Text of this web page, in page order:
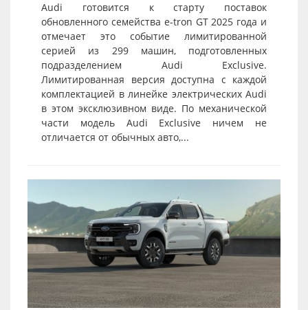
Audi готовится к старту поставок
обновленного семейства e-tron GT 2025 года и
отмечает это событие лимитированной
серией из 299 машин, подготовленных
подразделением Audi Exclusive.
Лимитированная версия доступна с каждой
комплектацией в линейке электрических Audi
в этом эксклюзивном виде. По механической
части модель Audi Exclusive ничем не
отличается от обычных авто,...